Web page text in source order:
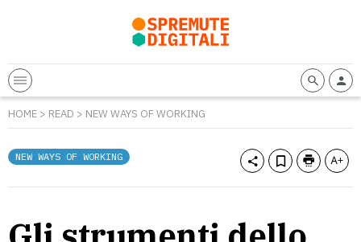
HOME > READ > NEW WAYS OF WORKING
NEW WAYS OF WORKING